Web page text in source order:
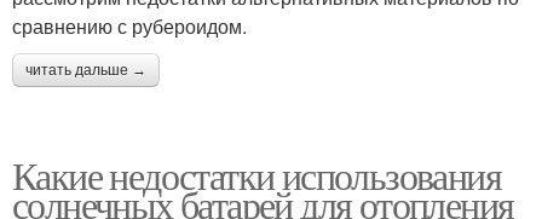
сравнению с рубероидом.
читать дальше →
Какие недостатки использования
солнечных батарей для отопления